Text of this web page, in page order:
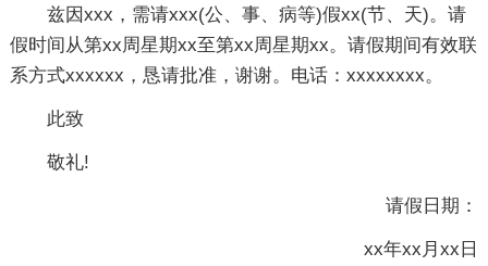
兹因xxx，需请xxx(公、事、病等)假xx(节、天)。请
假时间从第xx周星期xx至第xx周星期xx。请假期间有效联
系方式xxxxxx，恳请批准，谢谢。电话：xxxxxxxx。
此致
敬礼!
请假日期：
xx年xx月xx日